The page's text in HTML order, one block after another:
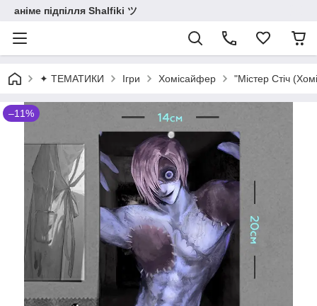
аніме підпілля Shalfiki ツ
✦ ТЕМАТИКИ Ігри Хомісайфер "Містер Стіч
–11%